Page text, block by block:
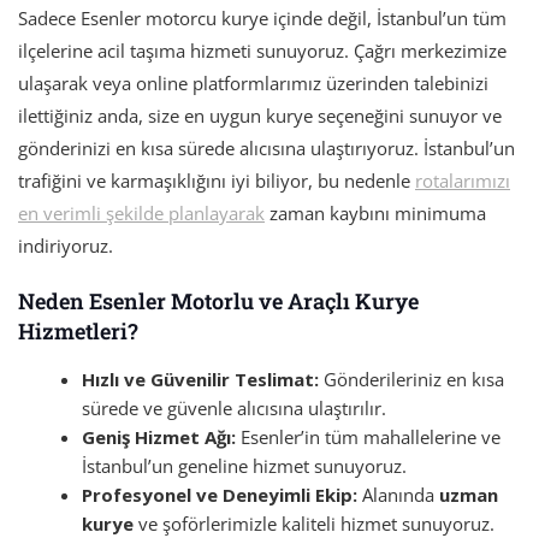
Sadece Esenler motorcu kurye içinde değil, İstanbul’un tüm
ilçelerine acil taşıma hizmeti sunuyoruz. Çağrı merkezimize
ulaşarak veya online platformlarımız üzerinden talebinizi
ilettiğiniz anda, size en uygun kurye seçeneğini sunuyor ve
gönderinizi en kısa sürede alıcısına ulaştırıyoruz. İstanbul’un
trafiğini ve karmaşıklığını iyi biliyor, bu nedenle rotalarımızı
en verimli şekilde planlayarak zaman kaybını minimuma
indiriyoruz.
Neden Esenler Motorlu ve Araçlı Kurye
Hizmetleri?
Hızlı ve Güvenilir Teslimat: Gönderileriniz en kısa
sürede ve güvenle alıcısına ulaştırılır.
Geniş Hizmet Ağı: Esenler’in tüm mahallelerine ve
İstanbul’un geneline hizmet sunuyoruz.
Profesyonel ve Deneyimli Ekip: Alanında uzman
kurye ve şoförlerimizle kaliteli hizmet sunuyoruz.